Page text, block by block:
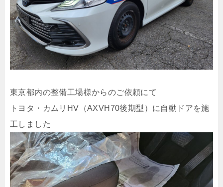
東京都内の整備工場様からのご依頼にて
トヨタ・カムリHV（AXVH70後期型）に自動ドアを施
工しました